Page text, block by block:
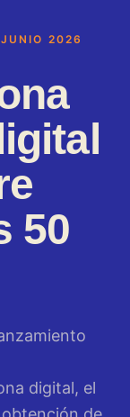
2026
50
digital, el